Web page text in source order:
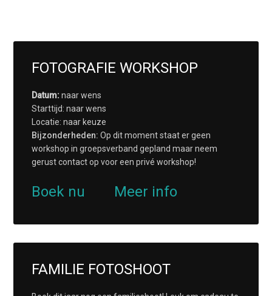
FOTOGRAFIE WORKSHOP
Datum:naar wens
Starttijd: naar wens
Locatie: naar keuze
Bijzonderheden: Op dit moment staat er geen
workshop in groepsverband gepland maar neem
gerust contact op voor een privé workshop!
Boek nu Meer info
FAMILIE FOTOSHOOT